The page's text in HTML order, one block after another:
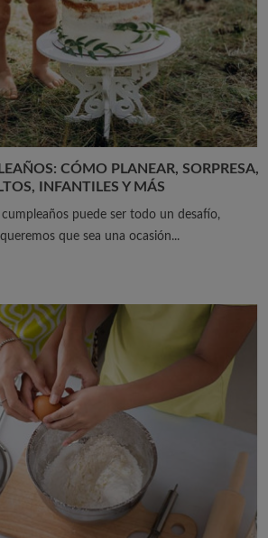
CÓMO PLANEAR, SORPRESA,
INFANTILES Y MÁS
puede ser todo un desafío,
que sea una ocasión...